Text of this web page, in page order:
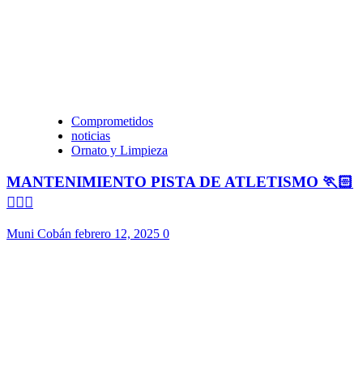
Comprometidos
noticias
Ornato y Limpieza
MANTENIMIENTO PISTA DE ATLETISMO 🏃🏻
🏃🏻‍♀️
Muni Cobán febrero 12, 2025 0